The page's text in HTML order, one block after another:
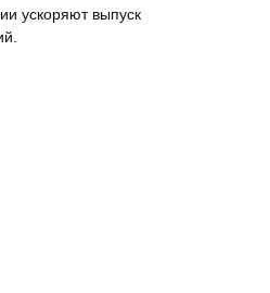
ускоряют выпуск